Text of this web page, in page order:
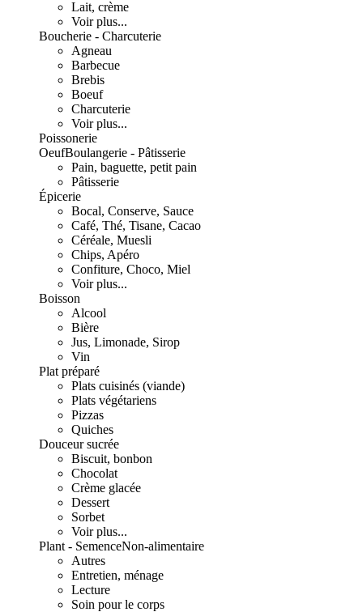
Lait, crème
Voir plus...
Boucherie - Charcuterie
Agneau
Barbecue
Brebis
Boeuf
Charcuterie
Voir plus...
Poissonerie
OeufBoulangerie - Pâtisserie
Pain, baguette, petit pain
Pâtisserie
Épicerie
Bocal, Conserve, Sauce
Café, Thé, Tisane, Cacao
Céréale, Muesli
Chips, Apéro
Confiture, Choco, Miel
Voir plus...
Boisson
Alcool
Bière
Jus, Limonade, Sirop
Vin
Plat préparé
Plats cuisinés (viande)
Plats végétariens
Pizzas
Quiches
Douceur sucrée
Biscuit, bonbon
Chocolat
Crème glacée
Dessert
Sorbet
Voir plus...
Plant - SemenceNon-alimentaire
Autres
Entretien, ménage
Lecture
Soin pour le corps